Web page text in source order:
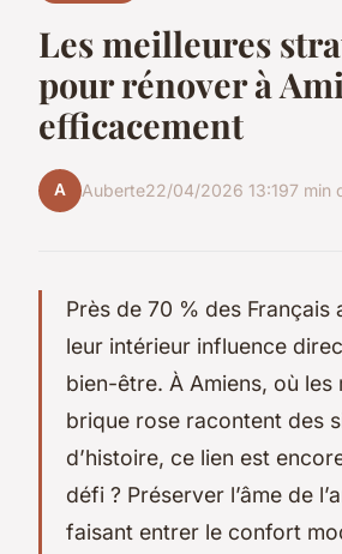
Les meilleures
pour rénover à
efficacement
A Auberte22/04/2026 13:197 min
Près de 70 % des Français
leur intérieur influence
bien-être. À Amiens, où les
brique rose racontent des
d’histoire, ce lien est
défi ? Préserver l’âme de
faisant entrer le confort